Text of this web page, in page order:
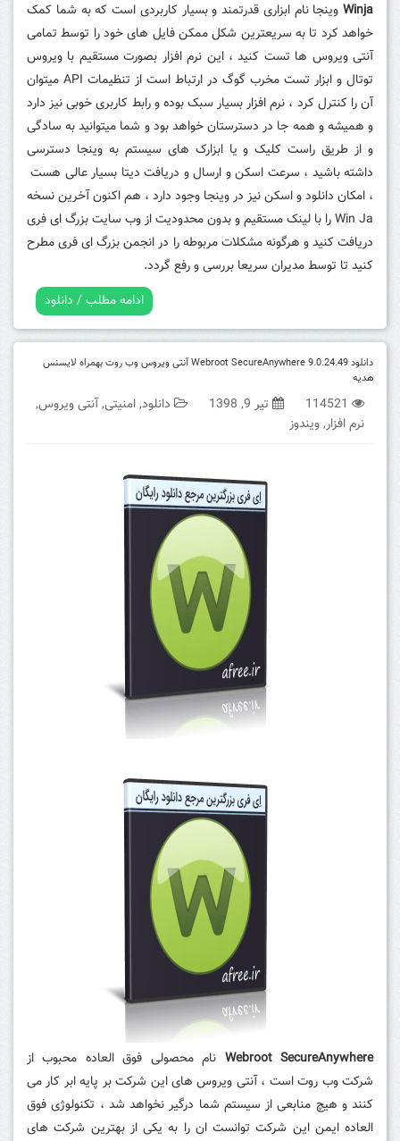
Winja وینجا نام ابزاری قدرتمند و بسیار کاربردی است که به شما کمک
خواهد کرد تا به سریعترین شکل ممکن فایل های خود را توسط تمامی
آنتی ویروس ها تست کنید ، این نرم افزار بصورت مستقیم با ویروس
توتال و ابزار تست مخرب گوگ در ارتباط است از تنظیمات API میتوان
آن را کنترل کرد ، نرم افزار بسیار سبک بوده و رابط کاربری خوبی نیز دارد
و همیشه و همه جا در دسترستان خواهد بود و شما میتوانید به سادگی
و از طریق راست کلیک و یا ابزارک های سیستم به وینجا دسترسی
داشته باشید ، سرعت اسکن و ارسال و دریافت دیتا بسیار عالی هست
، امکان دانلود و اسکن نیز در وینجا وجود دارد ، هم اکنون آخرین نسخه
Win Ja را با لینک مستقیم و بدون محدودیت از وب سایت بزرگ ای فری
دریافت کنید و هرگونه مشکلات مربوطه را در انجمن بزرگ ای فری مطرح
کنید تا توسط مدیران سریعا بررسی و رفع گردد.
ادامه مطلب / دانلود
دانلود Webroot SecureAnywhere 9.0.24.49 آنتی ویروس وب روت بهمراه لایسنس
هدیه
114521 تیر 9, 1398 دانلود,امنیتی,آنتی ویروس,
نرم افزار,ویندوز
Webroot SecureAnywhere نام محصولی فوق العاده محبوب از
شرکت وب روت است ، آنتی ویروس های این شرکت بر پایه ابر کار می
کنند و هیچ منابعی از سیستم شما درگیر نخواهد شد ، تکنولوژی فوق
العاده ایمن این شرکت توانست ان را به یکی از بهترین شرکت های